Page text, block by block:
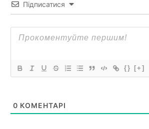
Підписатися
{} [+]
0 КОМЕНТАРІ